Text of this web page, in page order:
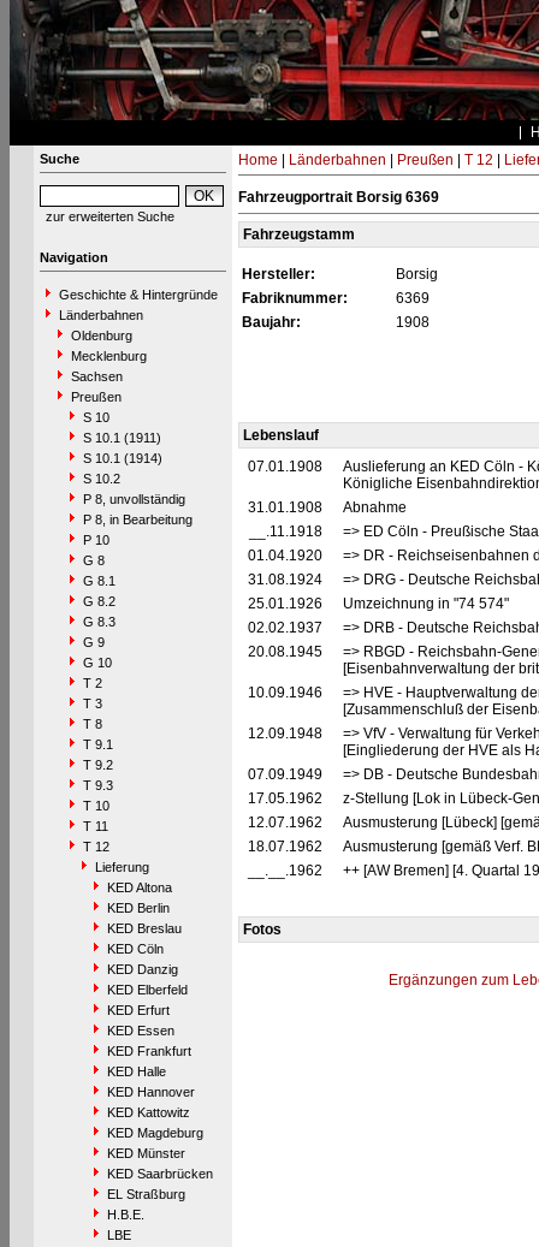
Suche
zur erweiterten Suche
Navigation
Geschichte & Hintergründe
Länderbahnen
Oldenburg
Mecklenburg
Sachsen
Preußen
S 10
S 10.1 (1911)
S 10.1 (1914)
S 10.2
P 8, unvollständig
P 8, in Bearbeitung
P 10
G 8
G 8.1
G 8.2
G 8.3
G 9
G 10
T 2
T 3
T 8
T 9.1
T 9.2
T 9.3
T 10
T 11
T 12
Lieferung
KED Altona
KED Berlin
KED Breslau
KED Cöln
KED Danzig
KED Elberfeld
KED Erfurt
KED Essen
KED Frankfurt
KED Halle
KED Hannover
KED Kattowitz
KED Magdeburg
KED Münster
KED Saarbrücken
EL Straßburg
H.B.E.
LBE
Home Länderbahnen Preußen T 12
Fahrzeugportrait Borsig 6369
Fahrzeugstamm
Hersteller:
Borsig
Fabriknummer:
6369
Baujahr:
1908
Lebenslauf
07.01.1908
Auslieferung an KED Cöln -
Königliche
31.01.1908
Abnahme
__.11.1918
=> ED Cöln - Preußische
01.04.1920
=> DR - Reichseisenbahnen
31.08.1924
=> DRG - Deutsche
25.01.1926
Umzeichnung in "74 574"
02.02.1937
=> DRB - Deutsche
20.08.1945
=> RBGD - Reichsbahn-
[Eisenbahnverwaltung der
10.09.1946
=> HVE - Hauptverwaltung
[Zusammenschluß der
12.09.1948
=> VfV - Verwaltung für
[Eingliederung der HVE als
07.09.1949
=> DB - Deutsche
17.05.1962
z-Stellung [Lok in Lübeck-
12.07.1962
Ausmusterung [Lübeck]
18.07.1962
Ausmusterung [gemäß Verf.
__.__.1962
++ [AW Bremen] [4. Quartal
Fotos
Ergänzungen zum